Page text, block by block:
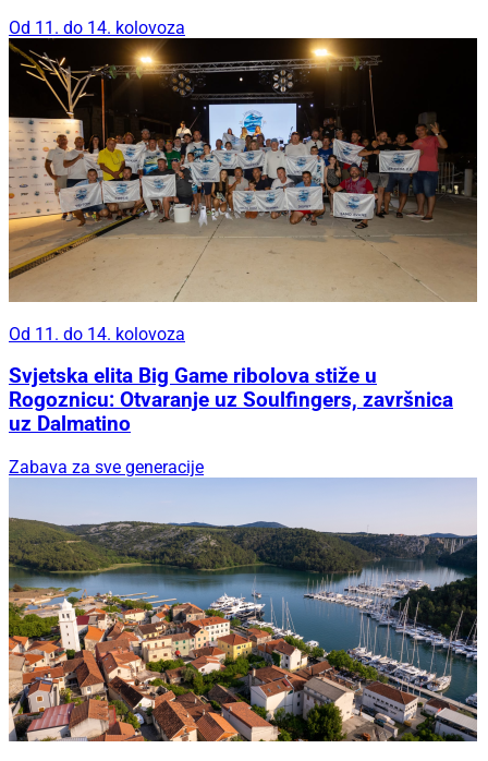
Od 11. do 14. kolovoza
Od 11. do 14. kolovoza
Svjetska elita Big Game ribolova stiže u
Rogoznicu: Otvaranje uz Soulfingers, završnica
uz Dalmatino
Zabava za sve generacije